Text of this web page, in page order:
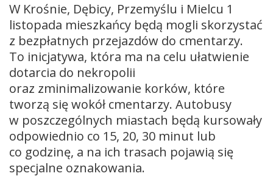
W Krośnie, Dębicy, Przemyślu i Mielcu 1
listopada mieszkańcy będą mogli skorzystać
z bezpłatnych przejazdów do cmentarzy.
To inicjatywa, która ma na celu ułatwienie
dotarcia do nekropolii
oraz zminimalizowanie korków, które
tworzą się wokół cmentarzy. Autobusy
w poszczególnych miastach będą kursowały
odpowiednio co 15, 20, 30 minut lub
co godzinę, a na ich trasach pojawią się
specjalne oznakowania.